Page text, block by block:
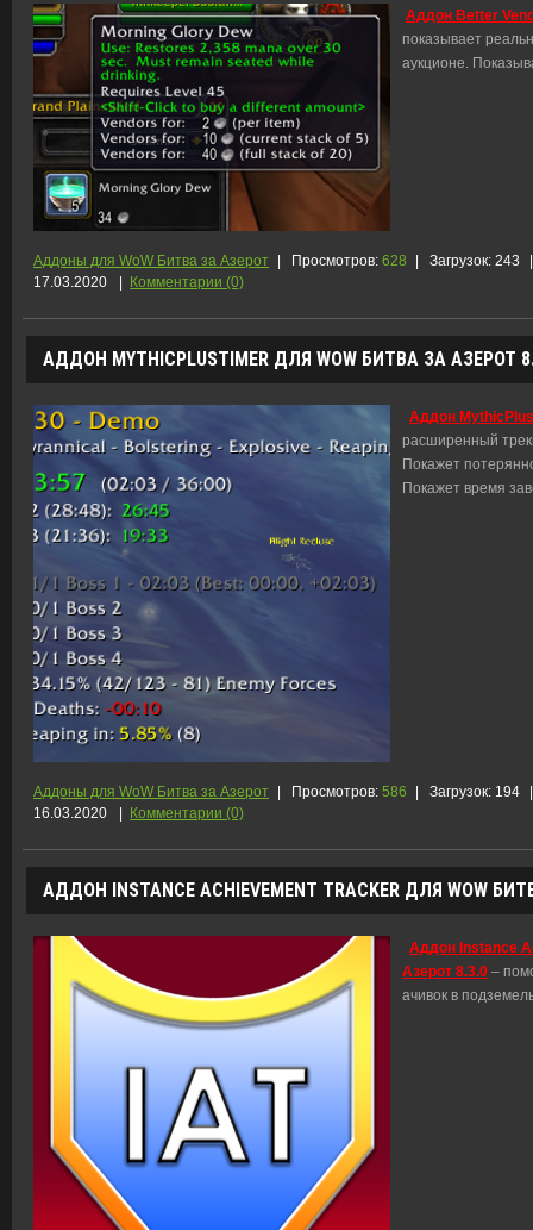
Аддон Better
показывает
аукционе.
Аддоны для WoW Битва за Азерот | Просмотров: 628 | Загрузок: 243
|
17.03.2020
| Комментарии (0)
АДДОН MYTHICPLUSTIMER ДЛЯ WOW БИТВА ЗА АЗЕРОТ
Аддон
расширенный
Покажет
Покажет время
Аддоны для WoW Битва за Азерот | Просмотров: 586 | Загрузок: 194
|
16.03.2020
| Комментарии (0)
АДДОН INSTANCE ACHIEVEMENT TRACKER ДЛЯ WOW
Аддон Instance
Азерот 8.3.0 –
ачивок в